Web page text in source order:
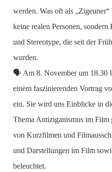
werden. Was oft als
keine realen Personen,
und Stereotype, die seit der
wurden.
🗣️ Am 8. November um 18.30
einem faszinierenden Vortrag
ein. Sie wird uns Einblicke in
Thema Antiziganismus im Film
von Kurzfilmen und
und Darstellungen im Film
beleuchtet.